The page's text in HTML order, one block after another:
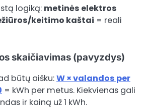
logiką: metinės elektros
keitimo kaštai = reali
skaičiavimas (pavyzdys)
būtų aišku:W × valandos per
= kWh per metus. Kiekvienas gali
ir kainą už 1 kWh.